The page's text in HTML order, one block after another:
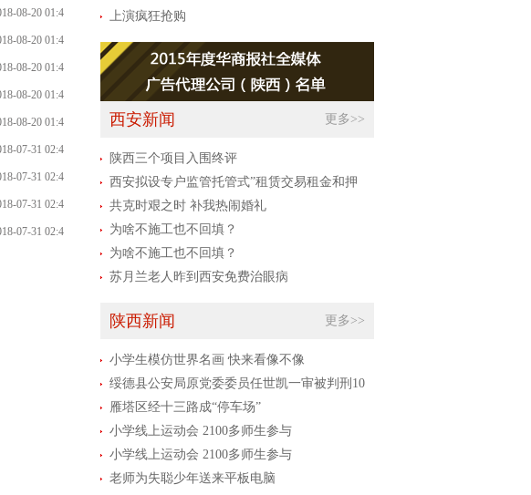
0:21
08-20 01:4
0:21
08-20 01:4
0:21
08-20 01:4
0:21
08-20 01:4
0:21
08-20 01:4
0:21
07-31 02:4
6:01
07-31 02:4
6:01
07-31 02:4
6:01
07-31 02:4
00元
上演疯狂抢购
西安新闻 更多>>
陕西三个项目入围终评
西安拟设专户监管托管式”租赁交易租金和押
金“共克时艰之时 补我热闹婚礼
为啥不施工也不回填？
为啥不施工也不回填？
苏月兰老人昨到西安免费治眼病
陕西新闻 更多>>
小学生模仿世界名画 快来看像不像
绥德县公安局原党委委员任世凯一审被判刑10
个月
雁塔区经十三路成“停车场”
小学线上运动会 2100多师生参与
小学线上运动会 2100多师生参与
老师为失聪少年送来平板电脑